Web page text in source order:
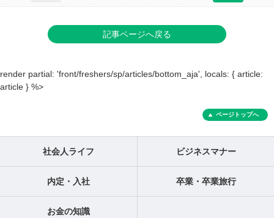
記事ページへ戻る
render partial: 'front/freshers/sp/articles/bottom_aja', locals: { article:
article } %>
ページトップへ
社会人ライフ ビジネスマナー
内定・入社 卒業・卒業旅行
お金の知識